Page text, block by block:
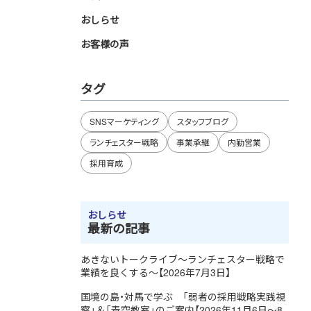
おしらせ
お客様の声
タグ
SNSマーケティング
スタッフブログ
ランチェスター戦略
事業承継
内勤営業
採用育成
おしらせ
最新の記事
あきないトークライブ～ランチェスター戦略で
業績を良くする～【2026年7月3日】
国境の島・対馬で学ぶ 「弱者の採用戦略実践視